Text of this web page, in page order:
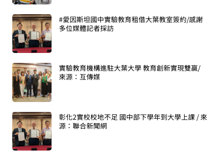
#愛因斯坦國中實驗教育租借大葉教室簽約/感謝
多位媒體記者採訪
實驗教育機構進駐大葉大學 教育創新實現雙贏/
來源：互傳媒
彰化2實校校地不足 國中部下學年到大學上課 / 來
源：聯合新聞網